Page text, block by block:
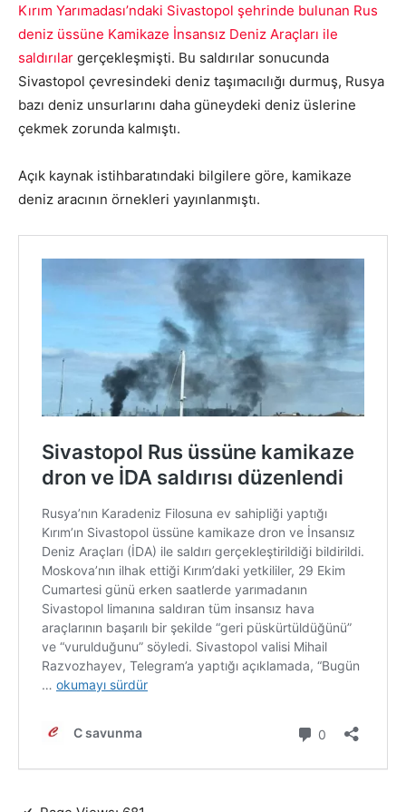
Kırım Yarımadası’ndaki Sivastopol şehrinde bulunan Rus
deniz üssüne Kamikaze İnsansız Deniz Araçları ile
saldırılar gerçekleşmişti. Bu saldırılar sonucunda
Sivastopol çevresindeki deniz taşımacılığı durmuş, Rusya
bazı deniz unsurlarını daha güneydeki deniz üslerine
çekmek zorunda kalmıştı.
Açık kaynak istihbaratındaki bilgilere göre, kamikaze
deniz aracının örnekleri yayınlanmıştı.